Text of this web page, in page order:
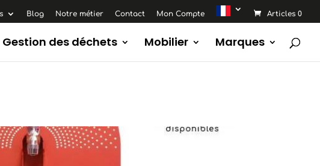
Blog Notre métier Contact Mon Compte Articles 0
Gestion des déchets Mobilier Marques